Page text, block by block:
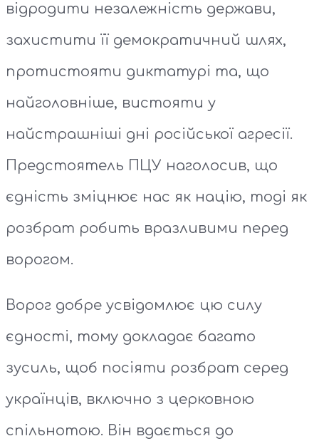
відродити незалежність держави,
захистити її демократичний шлях,
протистояти диктатурі та, що
найголовніше, вистояти у
найстрашніші дні російської агресії.
Предстоятель ПЦУ наголосив, що
єдність зміцнює нас як націю, тоді як
розбрат робить вразливими перед
ворогом.
Ворог добре усвідомлює цю силу
єдності, тому докладає багато
зусиль, щоб посіяти розбрат серед
українців, включно з церковною
спільнотою. Він вдається до